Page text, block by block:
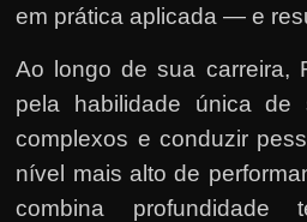
em prática aplicada — e
Ao longo de sua carreira,
pela habilidade única de
complexos e conduzir
nível mais alto de
combina profundidade